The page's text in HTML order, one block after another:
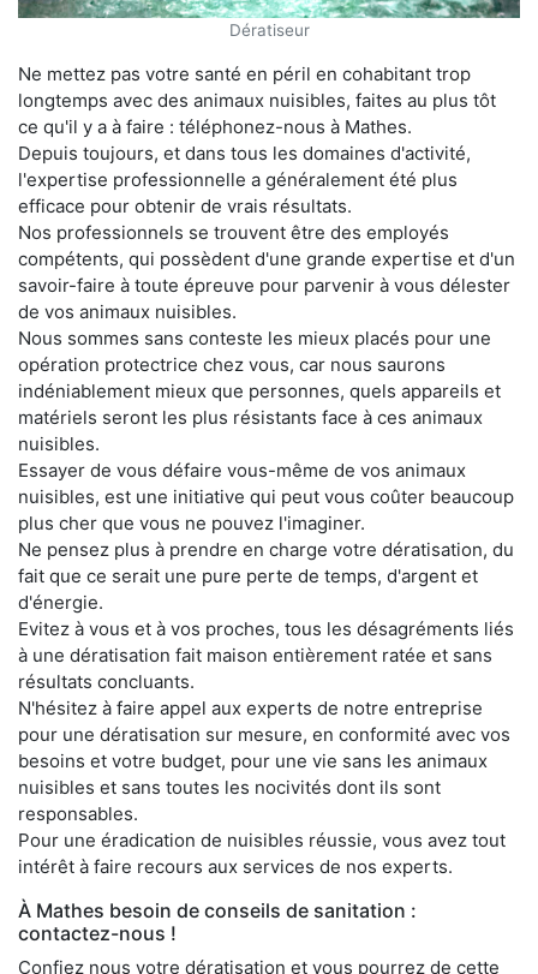
Dératiseur
Ne mettez pas votre santé en péril en cohabitant trop
longtemps avec des animaux nuisibles, faites au plus tôt
ce qu'il y a à faire : téléphonez-nous à Mathes.
Depuis toujours, et dans tous les domaines d'activité,
l'expertise professionnelle a généralement été plus
efficace pour obtenir de vrais résultats.
Nos professionnels se trouvent être des employés
compétents, qui possèdent d'une grande expertise et d'un
savoir-faire à toute épreuve pour parvenir à vous délester
de vos animaux nuisibles.
Nous sommes sans conteste les mieux placés pour une
opération protectrice chez vous, car nous saurons
indéniablement mieux que personnes, quels appareils et
matériels seront les plus résistants face à ces animaux
nuisibles.
Essayer de vous défaire vous-même de vos animaux
nuisibles, est une initiative qui peut vous coûter beaucoup
plus cher que vous ne pouvez l'imaginer.
Ne pensez plus à prendre en charge votre dératisation, du
fait que ce serait une pure perte de temps, d'argent et
d'énergie.
Evitez à vous et à vos proches, tous les désagréments liés
à une dératisation fait maison entièrement ratée et sans
résultats concluants.
N'hésitez à faire appel aux experts de notre entreprise
pour une dératisation sur mesure, en conformité avec vos
besoins et votre budget, pour une vie sans les animaux
nuisibles et sans toutes les nocivités dont ils sont
responsables.
Pour une éradication de nuisibles réussie, vous avez tout
intérêt à faire recours aux services de nos experts.
À Mathes besoin de conseils de sanitation :
contactez-nous !
Confiez nous votre dératisation et vous pourrez de cette